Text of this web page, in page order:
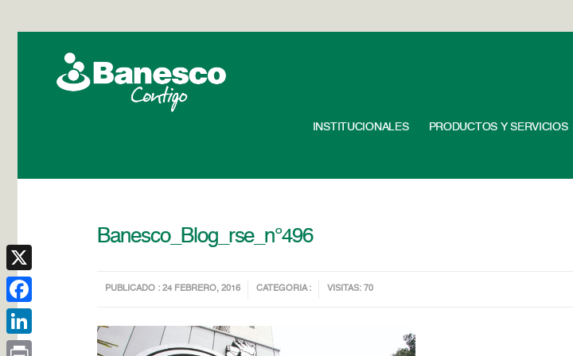
INSTITUCIONALES PRODUCTOS Y SERVICIOS
Banesco_Blog_rse_n°496
PUBLICADO : 24 FEBRERO, 2016 CATEGORIA : VISITAS: 70
X
Facebook
LinkedIn